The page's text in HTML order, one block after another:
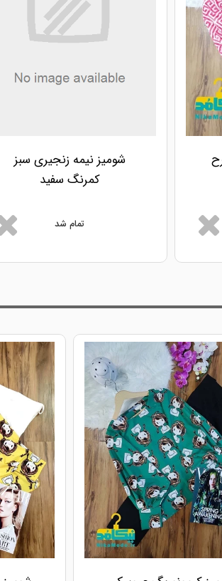
شومیز نیمه زنجیری سبز
کمرنگ سفید
تمام شد